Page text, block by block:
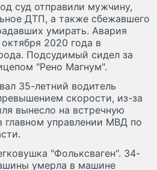
суд отправили мужчину,
ДТП, а также сбежавшего
умирать. Авария
2020 года в
Подсудимый сидел за
"Рено Магнум".
35-летний водитель
скорости, из-за
вынесло на встречную
главном управлении МВД по
"Фольксваген". 34-
умерла в машине